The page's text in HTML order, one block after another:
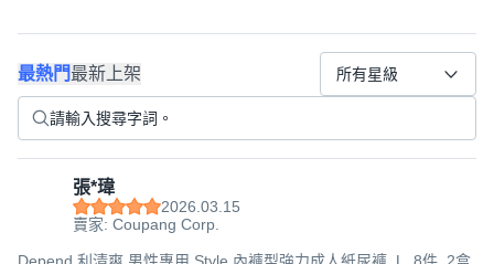
最熱門最新上架 所有星級
張*瑋
2026.03.15
賣家: Coupang Corp.